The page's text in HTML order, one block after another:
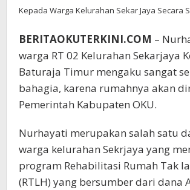
Kepada Warga Kelurahan Sekar Jaya Secara
BERITAOKUTERKINI.COM –
warga RT 02 Kelurahan Sekarjaya
Baturaja Timur mengaku sangat
bahagia, karena rumahnya akan
Pemerintah Kabupaten OKU.
Nurhayati merupakan salah satu
warga kelurahan Sekrjaya yang
program Rehabilitasi Rumah Tak
(RTLH) yang bersumber dari dana